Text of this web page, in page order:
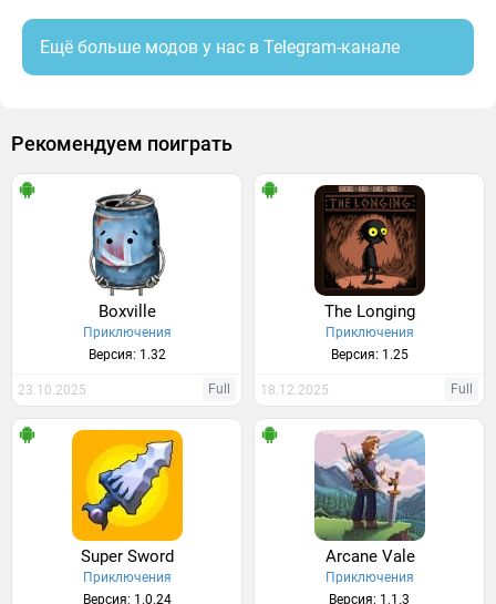
Ещё больше модов у нас в Telegram-канале
Рекомендуем поиграть
Boxville
Приключения
Версия: 1.32
23.10.2025 Full
The Longing
Приключения
Версия: 1.25
18.12.2025 Full
Super Sword
Приключения
Версия: 1.0.24
Arcane Vale
Приключения
Версия: 1.1.3